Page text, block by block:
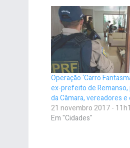
Operação ‘Carro
ex-prefeito de
da Câmara, vereadores
21 novembro 2017 -
Em "Cidades"